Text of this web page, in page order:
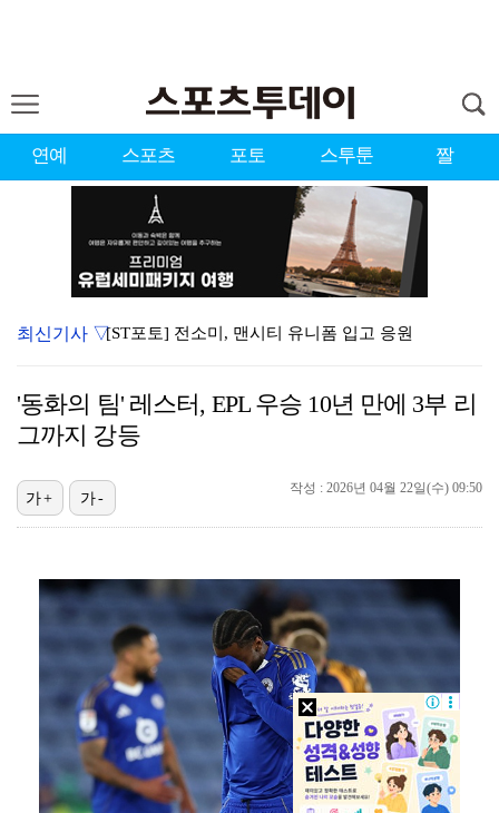
연예 스포츠 포토 스투툰 짤
[ST포토] 전소미, 맨시티 유니폼 입고 응원
[ST포토] 리브-메이, '미모가 반짝'
[ST포토] 리센느 원이, 성공한 거제소녀
[ST포토] 리센느, 맨시티-AT마드리드 선수들 앞에서…
[ST포토] 리센느, 맨시티 경기 하프공연
[ST포토] 리센느, 쿠팡시리즈 하프타임 공연
[ST포토] 리센느 원이, '안녕~'
최신기사 ▽
'동화의 팀' 레스터, EPL 우승 10년 만에 3부 리
그까지 강등
작성 : 2026년 04월 22일(수) 09:50
가+ 가-